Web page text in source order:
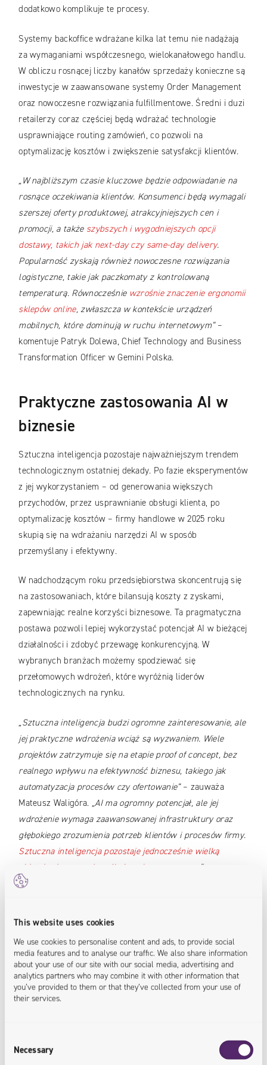
This website uses cookies
We use cookies to personalise content and ads, to provide social
media features and to analyse our traffic. We also share information
about your use of our site with our social media, advertising and
analytics partners who may combine it with other information that
you’ve provided to them or that they’ve collected from your use of
their services.
Selection
Necessary
dodatkowo komplikuje te procesy.
Systemy backoffice wdrażane kilka lat temu nie nadążają
za wymaganiami współczesnego, wielokanałowego handlu.
W obliczu rosnącej liczby kanałów sprzedaży konieczne są
inwestycje w zaawansowane systemy Order Management
oraz nowoczesne rozwiązania fulfillmentowe. Średni i duzi
retailerzy coraz częściej będą wdrażać technologie
usprawniające routing zamówień, co pozwoli na
optymalizację kosztów i zwiększenie satysfakcji klientów.
„W najbliższym czasie kluczowe będzie odpowiadanie na
rosnące oczekiwania klientów. Konsumenci będą wymagali
szerszej oferty produktowej, atrakcyjniejszych cen i
promocji, a także szybszych i wygodniejszych opcji
dostawy, takich jak next-day czy same-day delivery.
Popularność zyskają również nowoczesne rozwiązania
logistyczne, takie jak paczkomaty z kontrolowaną
temperaturą. Równocześnie wzrośnie znaczenie ergonomii
sklepów online, zwłaszcza w kontekście urządzeń
mobilnych, które dominują w ruchu internetowym”–
komentuje Patryk Dolewa, Chief Technology and Business
Transformation Officer w Gemini Polska.
Praktyczne zastosowania AI w
biznesie
Sztuczna inteligencja pozostaje najważniejszym trendem
technologicznym ostatniej dekady. Po fazie eksperymentów
z jej wykorzystaniem – od generowania większych
przychodów, przez usprawnianie obsługi klienta, po
optymalizację kosztów – firmy handlowe w 2025 roku
skupią się na wdrażaniu narzędzi AI w sposób
przemyślany i efektywny.
W nadchodzącym roku przedsiębiorstwa skoncentrują się
na zastosowaniach, które bilansują koszty z zyskami,
zapewniając realne korzyści biznesowe. Ta pragmatyczna
postawa pozwoli lepiej wykorzystać potencjał AI w bieżącej
działalności i zdobyć przewagę konkurencyjną. W
wybranych branżach możemy spodziewać się
przełomowych wdrożeń, które wyróżnią liderów
technologicznych na rynku.
„Sztuczna inteligencja budzi ogromne zainteresowanie, ale
jej praktyczne wdrożenia wciąż są wyzwaniem. Wiele
projektów zatrzymuje się na etapie proof of concept, bez
realnego wpływu na efektywność biznesu, takiego jak
automatyzacja procesów czy ofertowanie”– zauważa
Mateusz Waligóra. „AI ma ogromny potencjał, ale jej
wdrożenie wymaga zaawansowanej infrastruktury oraz
głębokiego zrozumienia potrzeb klientów i procesów firmy.
Sztuczna inteligencja pozostaje jednocześnie wielką
obietnicą i wyzwaniem dla branży e-commerce
”–
podkreśla Waligóra.
Optymalizacja kosztów i
efektywność operacyjna jako
priorytet
Rok 2024 przebiegał pod znakiem kryzysu gospodarczego,
koncentrują się na projektach optymalizujących koszty i